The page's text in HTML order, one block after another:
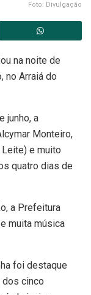
Foto: Divulgação
na noite de
no Arraiá do
junho, a
Monteiro,
e muito
quatro dias de
a Prefeitura
muita música
foi destaque
cinco